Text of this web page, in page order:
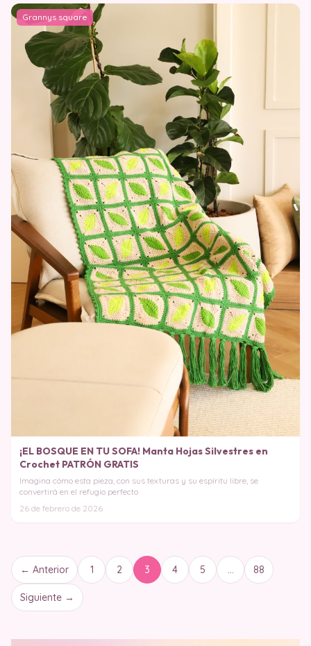
Grannys square
¡EL BOSQUE EN TU SOFA! Manta Hojas Silvestres en
Crochet PATRÓN GRATIS
Imagina cómo esta pieza, con sus texturas y su espíritu libre, se
convertirá en el refugio perfecto
26 de febrero de 2026
← Anterior 1 2 3 4 5 … 88
Siguiente →